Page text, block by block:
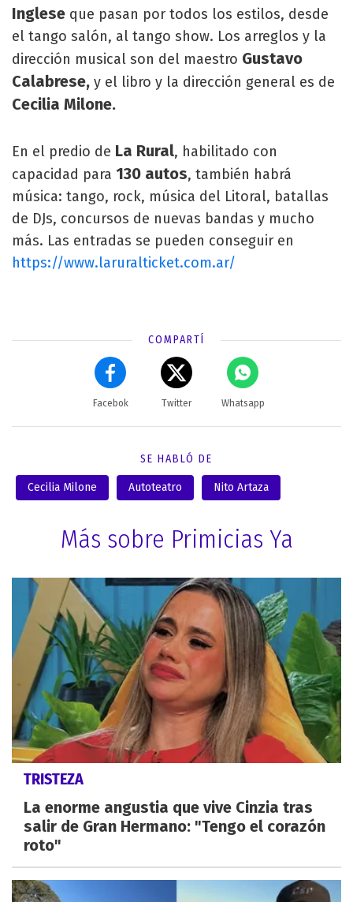
Inglese que pasan por todos los estilos, desde
el tango salón, al tango show. Los arreglos y la
dirección musical son del maestro Gustavo
Calabrese, y el libro y la dirección general es de
Cecilia Milone.
En el predio de La Rural, habilitado con
capacidad para 130 autos, también habrá
música: tango, rock, música del Litoral, batallas
de DJs, concursos de nuevas bandas y mucho
más. Las entradas se pueden conseguir en
https://www.laruralticket.com.ar/
COMPARTÍ
Facebok Twitter Whatsapp
SE HABLÓ DE
Cecilia Milone Autoteatro Nito Artaza
Más sobre Primicias Ya
TRISTEZA
La enorme angustia que vive Cinzia tras
salir de Gran Hermano: "Tengo el corazón
roto"